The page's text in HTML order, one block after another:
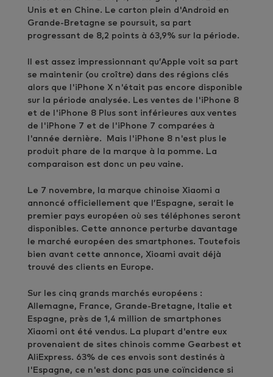
Unis et en Chine. Le carton plein d'Android en
Grande-Bretagne se poursuit, sa part
progressant de 8,2 points à 63,9% sur la période.
Il est assez impressionnant qu’Apple voit sa part
se maintenir (ou croître) dans des régions clés
alors que l'iPhone X n'était pas encore disponible
sur la période analysée. Les ventes de l'iPhone 8
et de l'iPhone 8 Plus sont inférieures aux ventes
de l'iPhone 7 et de l'iPhone 7 comparées à
l'année dernière. Mais l'iPhone 8 n'est plus le
produit phare de la marque à la pomme. La
comparaison est donc un peu vaine.
Le 7 novembre, la marque chinoise Xiaomi a
annoncé officiellement que l’Espagne, serait le
premier pays européen où ses téléphones seront
disponibles. Cette annonce perturbe davantage
le marché européen des smartphones. Toutefois
bien avant cette annonce, Xioami avait déjà
trouvé des clients en Europe.
Sur les cinq grands marchés européens :
Allemagne, France, Grande-Bretagne, Italie et
Espagne, près de 1,4 million de smartphones
Xiaomi ont été vendus. La plupart d'entre eux
provenaient de sites chinois comme Gearbest et
AliExpress. 63% de ces envois sont destinés à
l'Espagne, ce n'est donc pas une coïncidence si